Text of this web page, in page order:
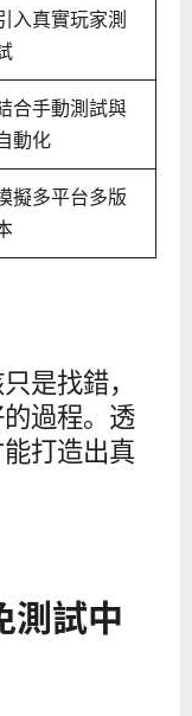
入真實玩家測
合手動測試與
動化
擬多平台多版
是找錯，
過程。透
打造出真
測試中